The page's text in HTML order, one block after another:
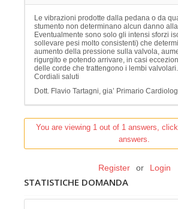
Le vibrazioni prodotte dalla pedana o da
stumento non determinano alcun danno alla
Eventualmente sono solo gli intensi sforzi
sollevare pesi molto consistenti) che
aumento della pressione sulla valvola,
rigurgito e potendo arrivare, in casi
delle corde che trattengono i lembi valvolari.
Cordiali saluti
Dott. Flavio Tartagni, gia’ Primario
You are viewing 1 out of 1 answers,
answers.
Register or Login
STATISTICHE DOMANDA